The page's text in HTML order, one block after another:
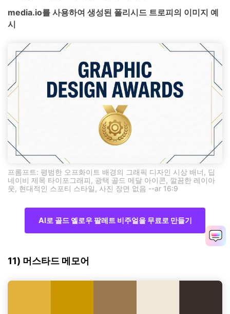
media.io를 사용하여 생성된 폴리시드 트로피의 이미지 예
시
프롬프트: 평범한 오프화이트 배경의 그래픽 디자인 시상 배너, 딥
네이비 제목 타이포그래피, 광택 골드 메달 아이콘, 깔끔한 레이아
웃, 현대적인 스포티 스타일, 사진 장면 없음 --ar 16:9
AI로 골드 옐로우 팔레트 비주얼을 무료로 만들기
11) 머스타드 메모어